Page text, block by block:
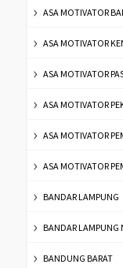
ASA MOTIVATOR
ASA MOTIVATOR
ASA MOTIVATOR
ASA MOTIVATOR
ASA MOTIVATOR
ASA MOTIVATOR
BANDAR LAMPUNG
BANDAR LAMPUNG
BANDUNG BARAT